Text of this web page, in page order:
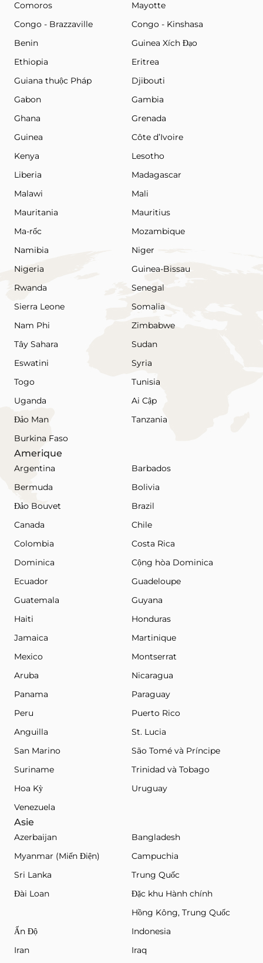
Comoros
Mayotte
Congo - Brazzaville
Congo - Kinshasa
Benin
Guinea Xích Đạo
Ethiopia
Eritrea
Guiana thuộc Pháp
Djibouti
Gabon
Gambia
Ghana
Grenada
Guinea
Côte d’Ivoire
Kenya
Lesotho
Liberia
Madagascar
Malawi
Mali
Mauritania
Mauritius
Ma-rốc
Mozambique
Namibia
Niger
Nigeria
Guinea-Bissau
Rwanda
Senegal
Sierra Leone
Somalia
Nam Phi
Zimbabwe
Tây Sahara
Sudan
Eswatini
Syria
Togo
Tunisia
Uganda
Ai Cập
Đảo Man
Tanzania
Burkina Faso
Amerique
Argentina
Barbados
Bermuda
Bolivia
Đảo Bouvet
Brazil
Canada
Chile
Colombia
Costa Rica
Dominica
Cộng hòa Dominica
Ecuador
Guadeloupe
Guatemala
Guyana
Haiti
Honduras
Jamaica
Martinique
Mexico
Montserrat
Aruba
Nicaragua
Panama
Paraguay
Peru
Puerto Rico
Anguilla
St. Lucia
San Marino
São Tomé và Príncipe
Suriname
Trinidad và Tobago
Hoa Kỳ
Uruguay
Venezuela
Asie
Azerbaijan
Bangladesh
Myanmar (Miến Điện)
Campuchia
Sri Lanka
Trung Quốc
Đài Loan
Đặc khu Hành chính
Hồng Kông, Trung Quốc
Ấn Độ
Indonesia
Iran
Iraq